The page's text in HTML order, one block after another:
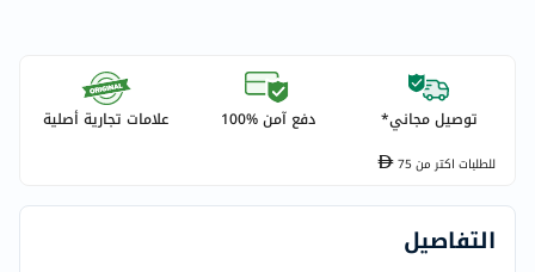
توصيل مجاني* دفع آمن %100 علامات تجارية أصلية
للطلبات اكتر من75
التفاصيل